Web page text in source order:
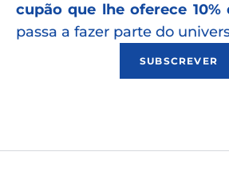
cupão que lhe oferece 10%
passa a fazer parte do
SUBSCREVER